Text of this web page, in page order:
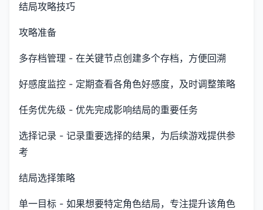
结局攻略技巧
攻略准备
多存档管理 - 在关键节点创建多个存档，方便回溯
好感度监控 - 定期查看各角色好感度，及时调整策略
任务优先级 - 优先完成影响结局的重要任务
选择记录 - 记录重要选择的结果，为后续游戏提供参
考
结局选择策略
单一目标 - 如果想要特定角色结局，专注提升该角色